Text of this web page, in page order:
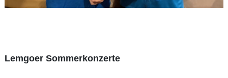
Lemgoer Sommerkonzerte